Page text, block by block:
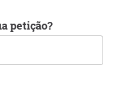
petição?